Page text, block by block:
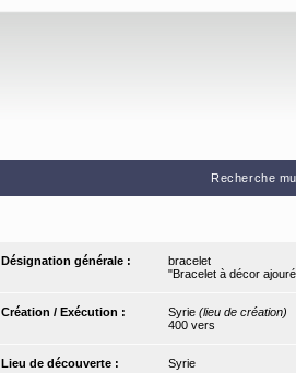
Recherche
Désignation générale :
bracelet
"Bracelet à décor
Création / Exécution : Syrie (lieu de création)
400 vers
Lieu de découverte : Syrie